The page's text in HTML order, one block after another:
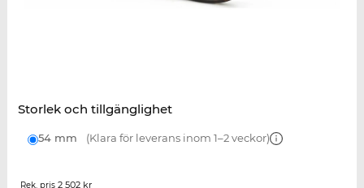
Storlek och tillgänglighet
54 mm (Klara för leverans inom 1–2 veckor)
Rek. pris 2 502 kr